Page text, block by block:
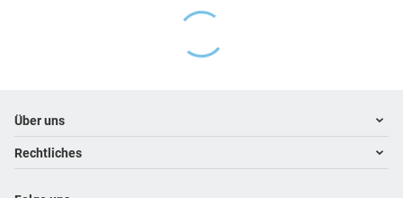
Footer navigation
Über uns
Kontakt
Rechtliches